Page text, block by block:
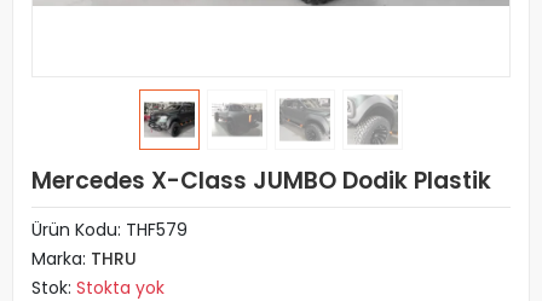
Mercedes X-Class JUMBO Dodik Plastik
Ürün Kodu: THF579
Marka: THRU
Stok: Stokta yok